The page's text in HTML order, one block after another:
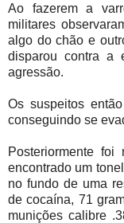
Ao fazerem a
militares
algo do chão e
disparou contra a
agressão.
Os suspeitos
conseguindo se
Posteriormente
encontrado um
no fundo de uma
de cocaína, 71
munições calibre